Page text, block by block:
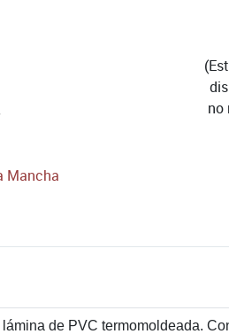
no
Mancha
de PVC termomoldeada.